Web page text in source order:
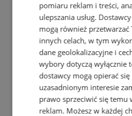
Zobacz wszystkie
Kultura i Sztuka (35)
Agencje artystyczne,
Antykwariaty0
Artyści, rękodzieło
Biblioteki15
Konserwacja zabytków
Muzea3
Ośrodki Kultury2
Teatry, opery,
pomiaru reklam i treści,
ulepszania usług.
mogą również
innych celach, w tym
dane geolokalizacyjne i
wybory dotyczą
dostawcy mogą opierać
uzasadnionym interesie
prawo sprzeciwić się temu
reklam. Możesz w każdej